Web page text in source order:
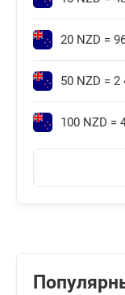
20 NZD =
50 NZD = 2
100 NZD =